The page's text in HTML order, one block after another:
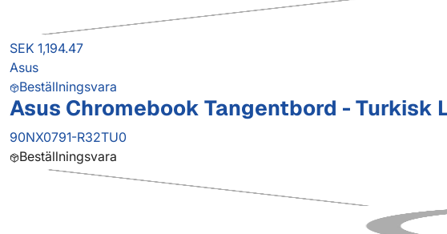
SEK 1,194.47
Asus
Beställningsvara
Asus Chromebook Tangentbord - Turkisk
90NX0791-R32TU0
Beställningsvara